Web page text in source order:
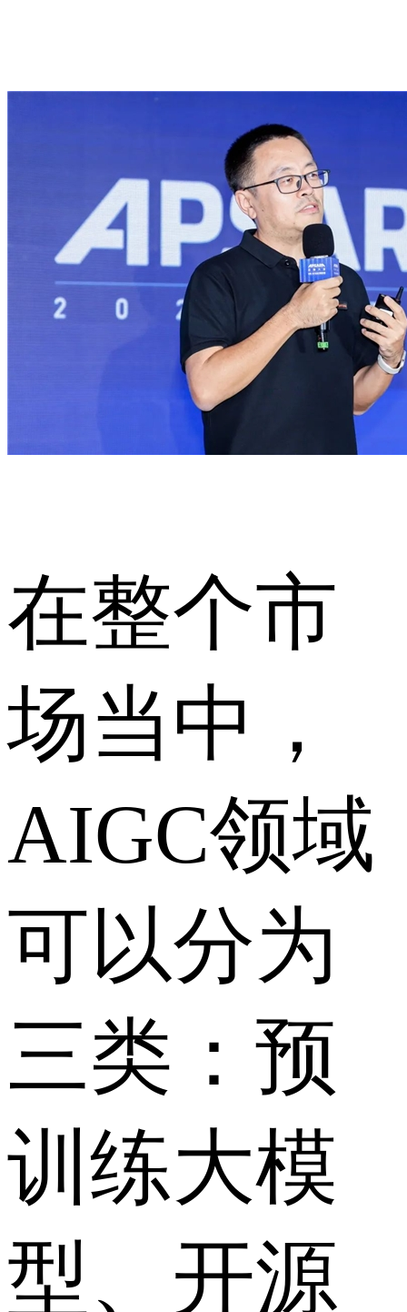
在整个市
场当中，
AIGC领域
可以分为
三类：预
训练大模
型、开源